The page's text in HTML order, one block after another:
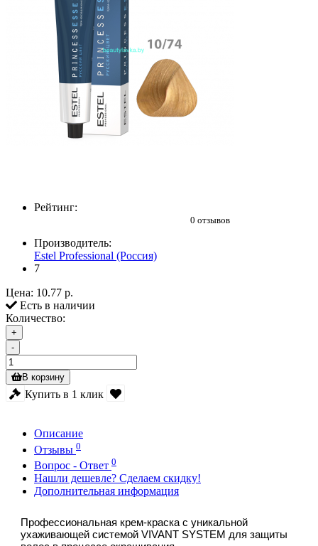
Рейтинг:
0 отзывов
Производитель:
Estel Professional (Россия)
7
Цена: 10.77 р.
Есть в наличии
Количество:
+
-
В корзину
Купить в 1 клик
Описание
Отзывы 0
Вопрос - Ответ 0
Нашли дешевле? Сделаем скидку!
Дополнительная информация
Профессиональная крем-краска с уникальной
ухаживающей системой VIVANT SYSTEM для защиты